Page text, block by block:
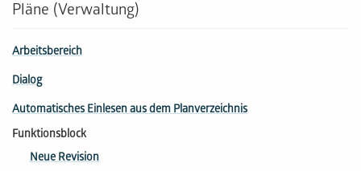
Pläne (Verwaltung)
Arbeitsbereich
Dialog
Automatisches Einlesen aus dem Planverzeichnis
Funktionsblock
Neue Revision